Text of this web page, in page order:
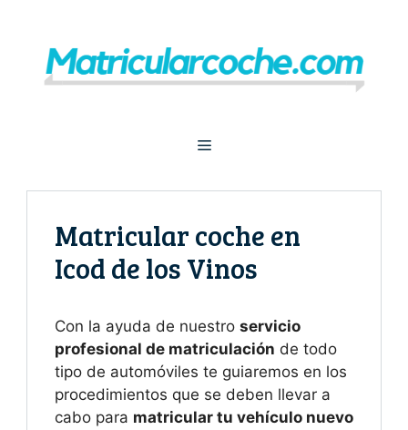
contenido
Menú
Matricular coche en
Icod de los Vinos
Con la ayuda de nuestro servicio
profesional de matriculación de todo
tipo de automóviles te guiaremos en los
procedimientos que se deben llevar a
cabo para matricular tu vehículo nuevo